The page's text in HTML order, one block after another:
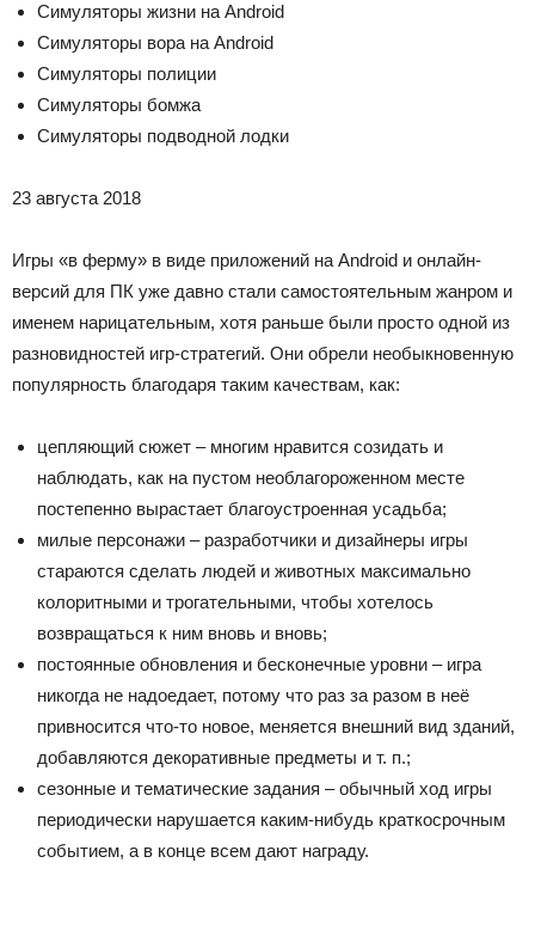
Симуляторы жизни на Android
Симуляторы вора на Android
Симуляторы полиции
Симуляторы бомжа
Симуляторы подводной лодки
23 августа 2018
Игры «в ферму» в виде приложений на Android и онлайн-
версий для ПК уже давно стали самостоятельным жанром и
именем нарицательным, хотя раньше были просто одной из
разновидностей игр-стратегий. Они обрели необыкновенную
популярность благодаря таким качествам, как:
цепляющий сюжет – многим нравится созидать и
наблюдать, как на пустом необлагороженном месте
постепенно вырастает благоустроенная усадьба;
милые персонажи – разработчики и дизайнеры игры
стараются сделать людей и животных максимально
колоритными и трогательными, чтобы хотелось
возвращаться к ним вновь и вновь;
постоянные обновления и бесконечные уровни – игра
никогда не надоедает, потому что раз за разом в неё
привносится что-то новое, меняется внешний вид зданий,
добавляются декоративные предметы и т. п.;
сезонные и тематические задания – обычный ход игры
периодически нарушается каким-нибудь краткосрочным
событием, а в конце всем дают награду.